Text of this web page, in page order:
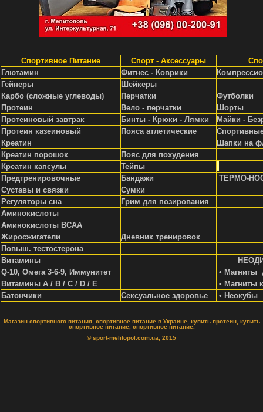
Спортивное Питание Спорт - Аксессуары
Глютамин
Фитнес - Коврики
Гейнеры
Шейкеры
Карбо (сложные углеводы)
Перчатки
Футболки
Протеин
Вело - перчатки
Шорты
Протеиновый завтрак
Бинты - Крюки - Лямки
Майки -
Протеин казеиновый
Пояса атлетические
Креатин
Шапки на
Креатин порошок
Пояс для похудения
Креатин капсулы
Тейпы
Предтренировочные
Бандажи
ТЕРМО-
Суставы и связки
Сумки
Регуляторы сна
Грим для позирования
Аминокислоты
Аминокислоты ВСАА
Жиросжигатели
Дневник тренировок
Повыш. тестостерона
Витамины
Q-10, Омега 3-6-9, Иммунитет
• Магниты
Витамины A / В / С / D / Е
• Магниты
Батончики
Сексуальное здоровье • Неокубы
Магазин спортивного питания, спортивное питание в Украине, купить протеин, купить
спортивное питание, спортивное питание.
© sport-melitopol.com.ua, 2015